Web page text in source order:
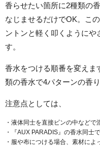
香らせたい箇所に2種類の
なじませるだけでOK。こ
ントンと軽く叩くように
す。
香水をつける順番を変えま
類の香水で4パターンの香
注意点としては、
・液体同士を直接ビンの中などで
・『AUX PARADIS』の香水同士
・服や布につける場合、素材に